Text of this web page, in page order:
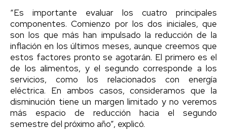
“Es importante evaluar los cuatro principales
componentes. Comienzo por los dos iniciales, que
son los que más han impulsado la reducción de la
inflación en los últimos meses, aunque creemos que
estos factores pronto se agotarán. El primero es el
de los alimentos, y el segundo corresponde a los
servicios, como los relacionados con energía
eléctrica. En ambos casos, consideramos que la
disminución tiene un margen limitado y no veremos
más espacio de reducción hacia el segundo
semestre del próximo año”, explicó.